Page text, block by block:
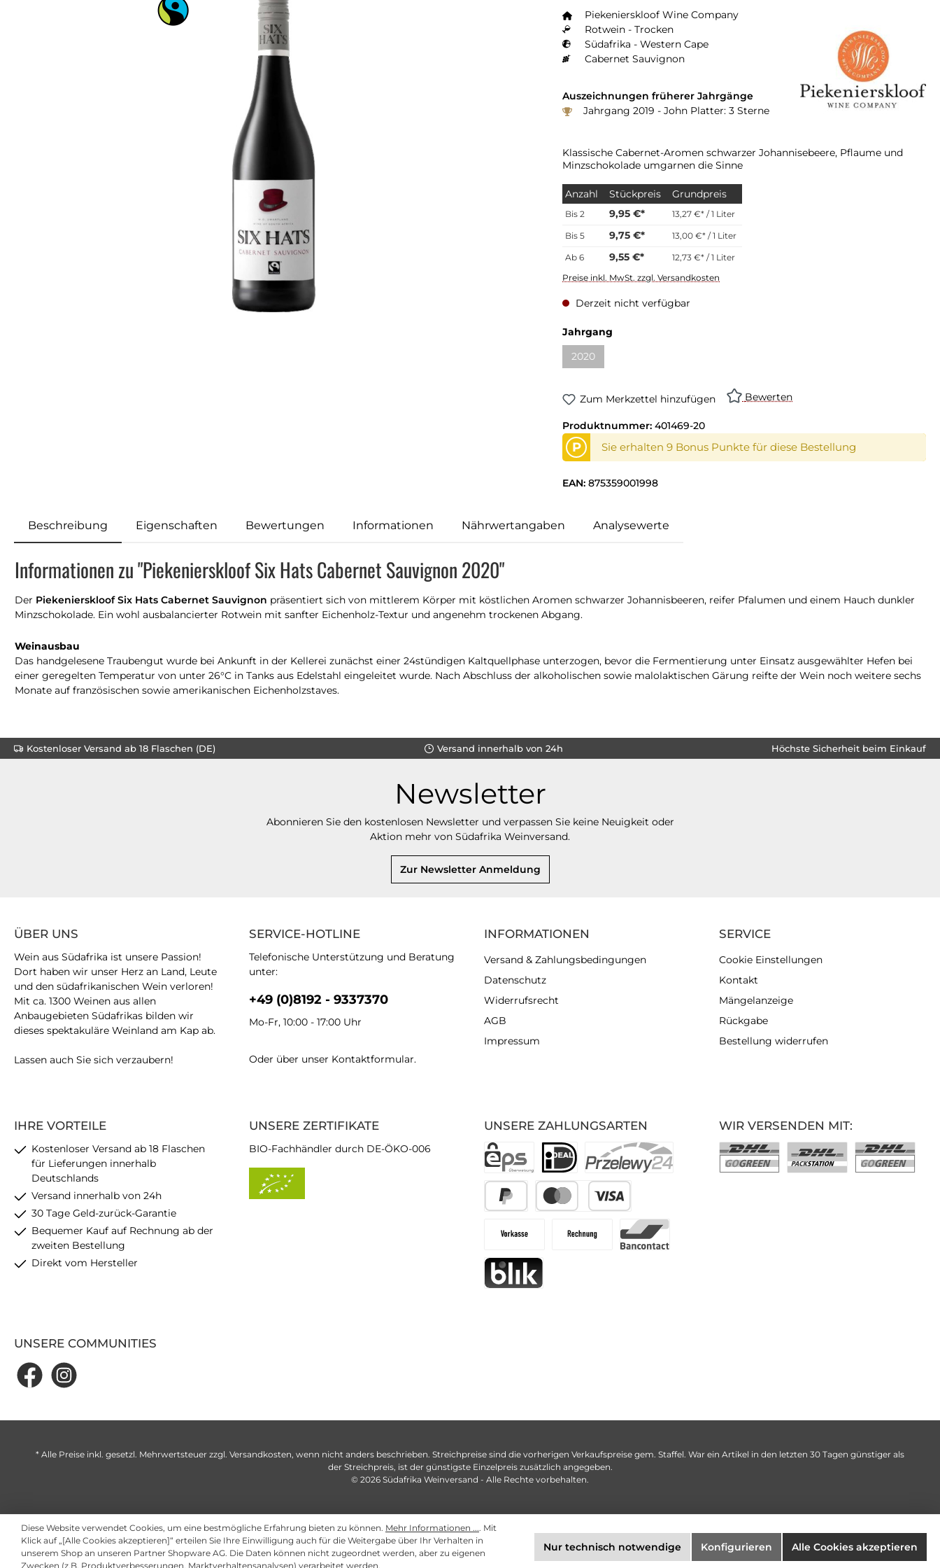
Piekenierskloof Wine Company
Rotwein - Trocken
Südafrika - Western Cape
Cabernet Sauvignon
Auszeichnungen früherer Jahrgänge
Jahrgang 2019 - John Platter: 3 Sterne
Klassische Cabernet-Aromen schwarzer Johannisebeere, Pflaume und
Minzschokolade umgarnen die Sinne
Anzahl Stückpreis Grundpreis
Bis 2 9,95 €* 13,27 €* / 1 Liter
Bis 5 9,75 €* 13,00 €* / 1 Liter
Ab 6 9,55 €*
12,73 €* / 1 Liter
Preise inkl. MwSt. zzgl. Versandkosten
Derzeit nicht verfügbar
Jahrgang
2020
Zum Merkzettel hinzufügen Bewerten
Produktnummer: 401469-20
P Sie erhalten 9 Bonus Punkte für diese Bestellung
EAN: 875359001998
Beschreibung Eigenschaften Bewertungen Informationen Nährwertangaben Analysewerte
Informationen zu "Piekenierskloof Six Hats Cabernet Sauvignon 2020"
Der Piekenierskloof Six Hats Cabernet Sauvignon präsentiert sich von mittlerem Körper mit köstlichen Aromen schwarzer Johannisbeeren, reifer Pfalumen und einem Hauch dunkler
Minzschokolade. Ein wohl ausbalancierter Rotwein mit sanfter Eichenholz-Textur und angenehm trockenen Abgang.
Weinausbau
Das handgelesene Traubengut wurde bei Ankunft in der Kellerei zunächst einer 24stündigen Kaltquellphase unterzogen, bevor die Fermentierung unter Einsatz ausgewählter Hefen bei
einer geregelten Temperatur von unter 26°C in Tanks aus Edelstahl eingeleitet wurde. Nach Abschluss der alkoholischen sowie malolaktischen Gärung reifte der Wein noch weitere sechs
Monate auf französischen sowie amerikanischen Eichenholzstaves.
Kostenloser Versand ab 18 Flaschen (DE) Versand innerhalb von 24h Höchste Sicherheit beim Einkauf
Newsletter
Abonnieren Sie den kostenlosen Newsletter und verpassen Sie keine Neuigkeit oder
Aktion mehr von Südafrika Weinversand.
Zur Newsletter Anmeldung
SERVICE-HOTLINE
Telefonische Unterstützung und Beratung
unter:
+49 (0)8192 - 9337370
Mo-Fr, 10:00 - 17:00 Uhr
Oder über unser Kontaktformular.
IHRE VORTEILE
Kostenloser Versand ab 18 Flaschen
für Lieferungen innerhalb
Deutschlands
Versand innerhalb von 24h
30 Tage Geld-zurück-Garantie
Bequemer Kauf auf Rechnung ab der
zweiten Bestellung
Direkt vom Hersteller
UNSERE ZAHLUNGSARTEN
ÜBER UNS
Wein aus Südafrika ist unsere Passion!
Dort haben wir unser Herz an Land, Leute
und den südafrikanischen Wein verloren!
Mit ca. 1300 Weinen aus allen
Anbaugebieten Südafrikas bilden wir
dieses spektakuläre Weinland am Kap ab.
Lassen auch Sie sich verzaubern!
UNSERE ZERTIFIKATE
BIO-Fachhändler durch DE-ÖKO-006
INFORMATIONEN
Versand & Zahlungsbedingungen
Datenschutz
Widerrufsrecht
AGB
Impressum
SERVICE
Cookie Einstellungen
Kontakt
Mängelanzeige
Rückgabe
Bestellung widerrufen
UNSERE COMMUNITIES
WIR VERSENDEN MIT:
* Alle Preise inkl. gesetzl. Mehrwertsteuer zzgl. Versandkosten, wenn nicht anders beschrieben. Streichpreise sind die vorherigen Verkaufspreise gem. Staffel. War ein Artikel in den letzten 30 Tagen günstiger als
der Streichpreis, ist der günstigste Einzelpreis zusätzlich angegeben.
© 2026 Südafrika Weinversand - Alle Rechte vorbehalten.
Diese Website verwendet Cookies, um eine bestmögliche Erfahrung bieten zu können. Mehr Informationen .... Mit
Klick auf „[Alle Cookies akzeptieren]“ erteilen Sie Ihre Einwilligung auch für die Weitergabe über Ihr Verhalten in
unserem Shop an unseren Partner Shopware AG. Die Daten können nicht zugeordnet werden, aber zu eigenen
Zwecken (z.B. Produktverbesserungen, Marktverhaltensanalysen) verarbeitet werden.
Nur technisch notwendige Konfigurieren Alle Cookies akzeptieren